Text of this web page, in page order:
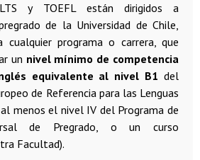
y TOEFL están dirigidos a
de la Universidad de Chile,
cualquier programa o carrera, que
un nivel mínimo de competencia
equivalente al nivel B1 del
de Referencia para las Lenguas
menos el nivel IV del Programa de
de Pregrado, o un curso
Facultad).